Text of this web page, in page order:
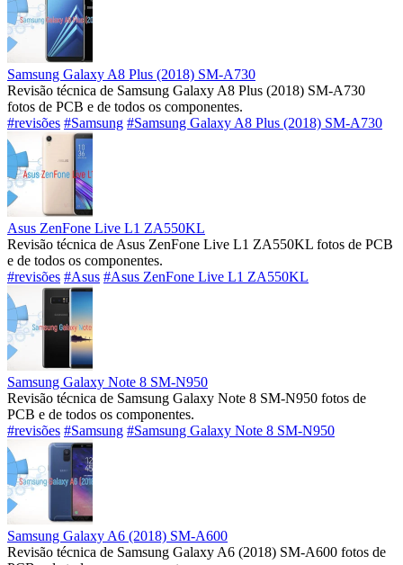
Samsung Galaxy A8 Plus (2018) SM-A730
Revisão técnica de Samsung Galaxy A8 Plus (2018) SM-A730
fotos de PCB e de todos os componentes.
#revisões #Samsung #Samsung Galaxy A8 Plus (2018) SM-A730
Asus ZenFone Live L1 ZA550KL
Revisão técnica de Asus ZenFone Live L1 ZA550KL fotos de PCB
e de todos os componentes.
#revisões #Asus #Asus ZenFone Live L1 ZA550KL
Samsung Galaxy Note 8 SM-N950
Revisão técnica de Samsung Galaxy Note 8 SM-N950 fotos de
PCB e de todos os componentes.
#revisões #Samsung #Samsung Galaxy Note 8 SM-N950
Samsung Galaxy A6 (2018) SM-A600
Revisão técnica de Samsung Galaxy A6 (2018) SM-A600 fotos de